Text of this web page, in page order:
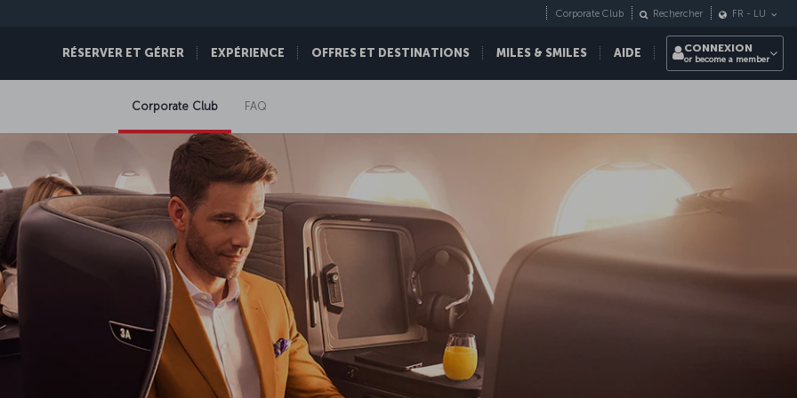
RÉSERVER ET GÉRER EXPÉRIENCE OFFRES ET DESTINATIONS MILES & SMILES AIDE
Corporate Club Rechercher FR - LU
CONNEXION
or become a member
Corporate Club FAQ